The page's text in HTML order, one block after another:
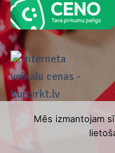
Mēs izmantojam